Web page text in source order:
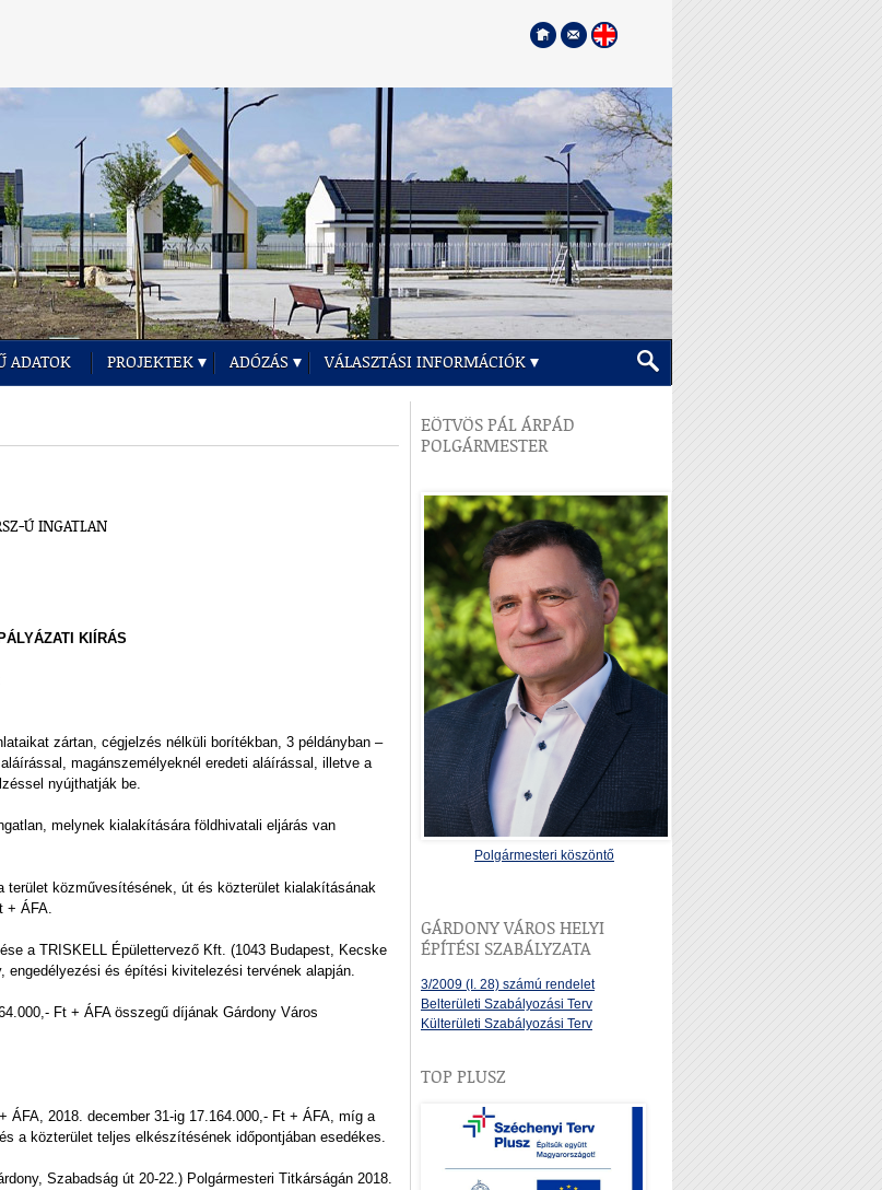
ADATOK PROJEKTEK ADÓZÁS VÁLASZTÁSI INFORMÁCIÓK
Ú INGATLAN
KIÍRÁS
zártan, cégjelzés nélküli borítékban, 3 példányban –
magánszemélyeknél eredeti aláírással, illetve a
nyújthatják be.
melynek kialakítására földhivatali eljárás van
terület közművesítésének, út és közterület kialakításának
+ ÁFA.
a TRISKELL Épülettervező Kft. (1043 Budapest, Kecske
és építési kivitelezési tervének alapján.
Ft + ÁFA összegű díjának Gárdony Város
2018. december 31-ig 17.164.000,- Ft + ÁFA, míg a
a közterület teljes elkészítésének időpontjában esedékes.
Szabadság út 20-22.) Polgármesteri Titkárságán 2018.
EÖTVÖS PÁL ÁRPÁD
POLGÁRMESTER
Polgármesteri köszöntő
GÁRDONY VÁROS HELYI
ÉPÍTÉSI SZABÁLYZATA
3/2009 (I. 28) számú rendelet
Belterületi Szabályozási Terv
Külterületi Szabályozási Terv
TOP PLUSZ